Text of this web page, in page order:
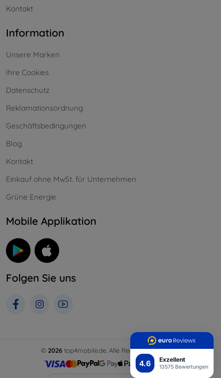
4.6 Exzellent
13575 Bewertungen
Kontakt
Information
Unsere Marken
Ihre Cookies
Datenschutz
Reklamationsordnung
Geschäftsbedingungen
Blog
Kontakt
Einkauf ohne MwSt. für Unternehmen
Grüne Energie
Mobile Applikation
Folgen Sie uns
© 2026 top4mobile.de. Alle Rechte vorbehalten.